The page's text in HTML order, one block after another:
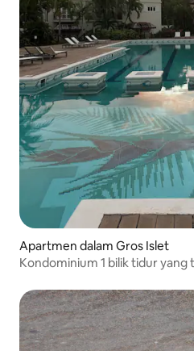
Apartmen dalam Gros Islet
Kondominium 1 bilik tidur yang